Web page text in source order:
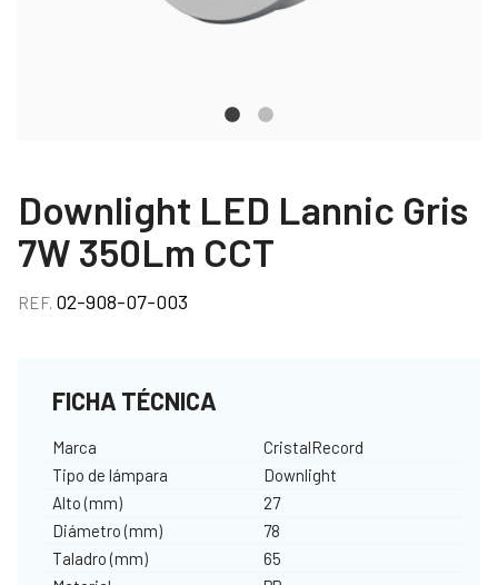
Downlight LED Lannic Gris
7W 350Lm CCT
REF. 02-908-07-003
FICHA TÉCNICA
Marca
CristalRecord
Tipo de lámpara
Downlight
Alto (mm)
27
Diámetro (mm)
78
Taladro (mm)
65